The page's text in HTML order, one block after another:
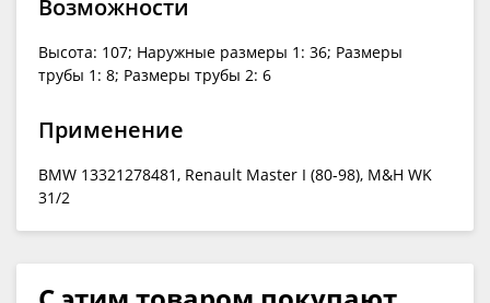
Возможности
Высота: 107; Наружные размеры 1: 36; Размеры
трубы 1: 8; Размеры трубы 2: 6
Применение
BMW 13321278481, Renault Master I (80-98), M&H WK
31/2